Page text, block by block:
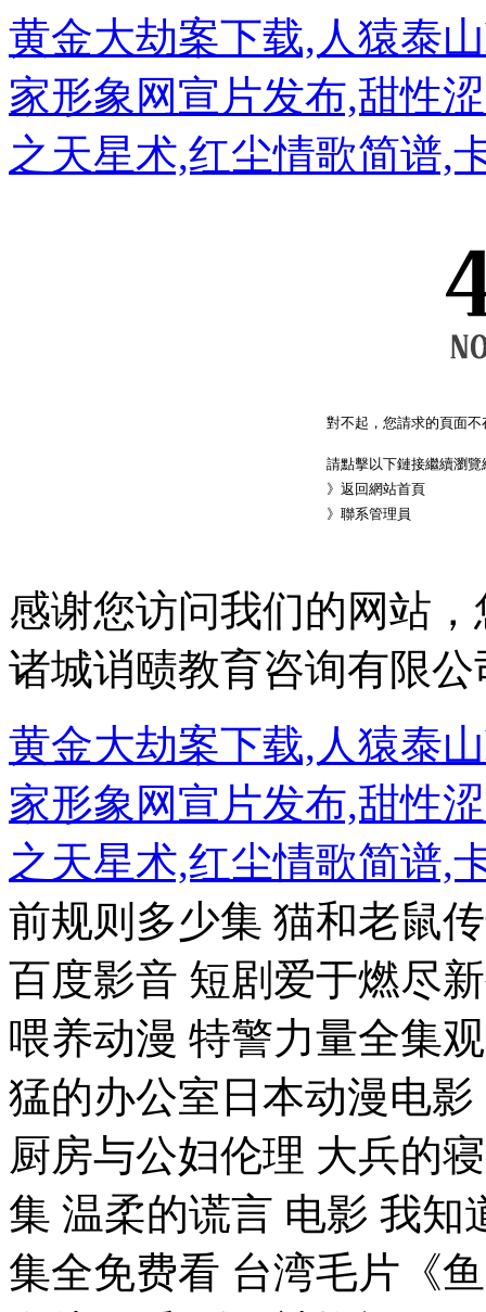
黄金大劫案下载,人猿泰
家形象网宣片发布,甜性
之天星术,红尘情歌简谱,
對不起，您請求的頁面
請點擊以下鏈接繼續瀏覽
》 返回網站首頁
》 聯系管理員
感谢您访问我们的网站
诸城诮赜教育咨询有限公
黄金大劫案下载,人猿泰
家形象网宣片发布,甜性
之天星术,红尘情歌简谱,